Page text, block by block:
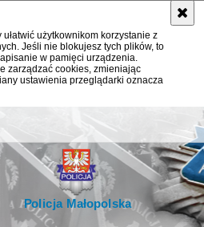
użytkownikom korzystanie z
Jeśli nie blokujesz tych plików, to
w pamięci urządzenia.
zarządzać cookies, zmieniając
ustawienia przeglądarki oznacza
Policja Małopolska